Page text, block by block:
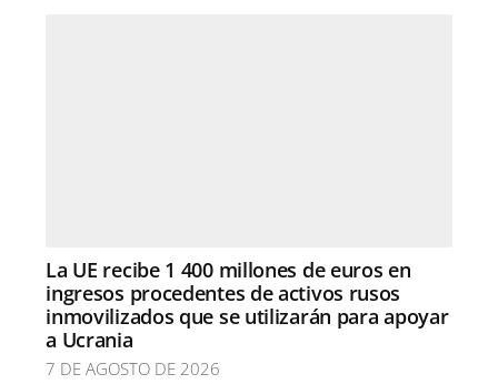
La UE recibe 1 400 millones de euros en
ingresos procedentes de activos rusos
inmovilizados que se utilizarán para apoyar
a Ucrania
7 DE AGOSTO DE 2026